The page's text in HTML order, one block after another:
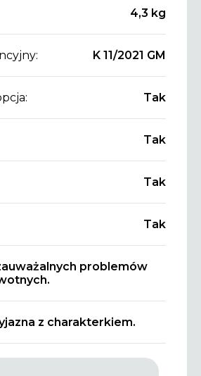
4,3 kg
K 11/2021 GM
Tak
Tak
Tak
Tak
problemów
z charakterkiem.